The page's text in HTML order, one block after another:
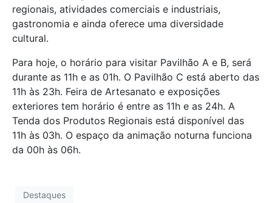
regionais, atividades comerciais e industriais,
gastronomia e ainda oferece uma diversidade
cultural.
Para hoje, o horário para visitar Pavilhão A e B, será
durante as 11h e as 01h. O Pavilhão C está aberto das
11h às 23h. Feira de Artesanato e exposições
exteriores tem horário é entre as 11h e as 24h. A
Tenda dos Produtos Regionais está disponível das
11h às 03h. O espaço da animação noturna funciona
da 00h às 06h.
Destaques